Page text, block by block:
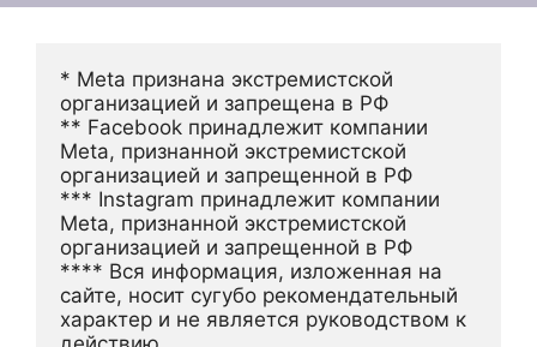
* Meta признана экстремистской
организацией и запрещена в РФ
** Facebook принадлежит компании
Meta, признанной экстремистской
организацией и запрещенной в РФ
*** Instagram принадлежит компании
Meta, признанной экстремистской
организацией и запрещенной в РФ
**** Вся информация, изложенная на
сайте, носит сугубо рекомендательный
характер и не является руководством к